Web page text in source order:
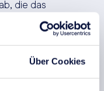
Über Cookies
die das
Investition in
Sicherheit